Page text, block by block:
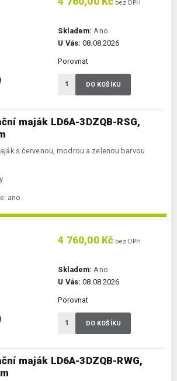
maják LD6A-3DZQB-RSG,
s červenou, modrou a zelenou barvou
ano
bez DPH
Skladem: Ano
U Vás: 08.08.2026
Porovnat
DO KOŠÍKU
maják LD6A-3DZQB-RWG,
4 760,00 Kč bez DPH
Skladem: Ano
U Vás: 08.08.2026
Porovnat
DO KOŠÍKU